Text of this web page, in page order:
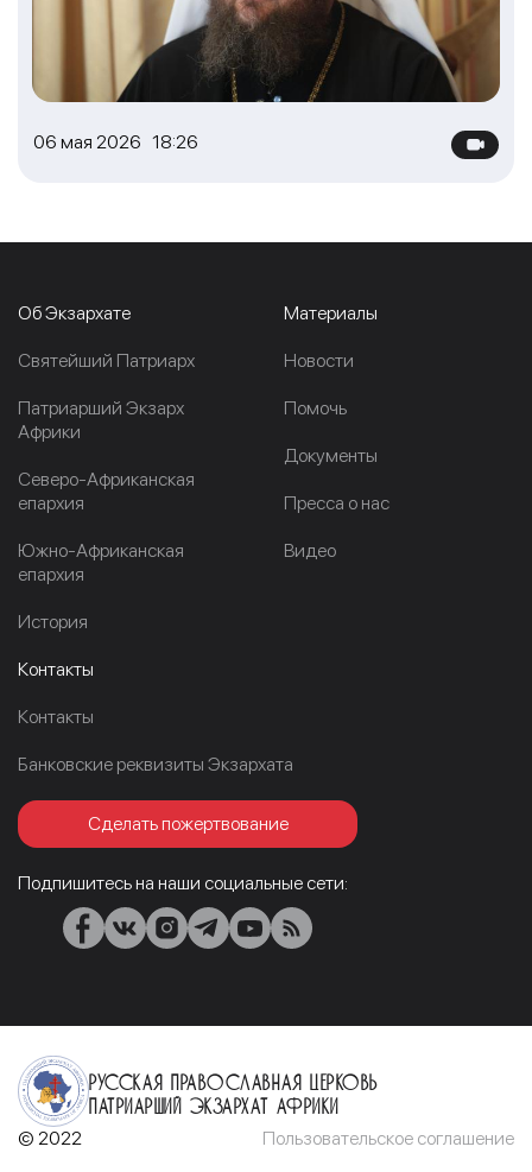
06 мая 2026 18:26
Об Экзархате
Cвятейший Патриарх
Патриарший Экзарх
Африки
Северо-Африканская
епархия
Южно-Африканская
епархия
История
Материалы
Новости
Помочь
Документы
Пресса о нас
Видео
Контакты
Контакты
Банковские реквизиты Экзархата
Сделать пожертвование
Подпишитесь на наши социальные сети:
Русская Православная Церковь
Патриарший Экзархат Африки
© 2022 Пользовательское соглашение